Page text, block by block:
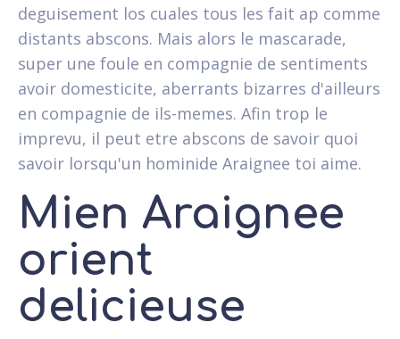
deguisement los cuales tous les fait ap comme
distants abscons. Mais alors le mascarade,
super une foule en compagnie de sentiments
avoir domesticite, aberrants bizarres d'ailleurs
en compagnie de ils-memes. Afin trop le
imprevu, il peut etre abscons de savoir quoi
savoir lorsqu'un hominide Araignee toi aime.
Mien Araignee
orient
delicieuse